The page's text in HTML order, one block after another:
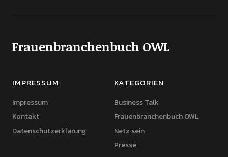
Frauenbranchenbuch OWL
IMPRESSUM
Impressum
Kontakt
Datenschutzerklärung
KATEGORIEN
Business Talk
Frauenbranchenbuch OWL
Netz sein
Presse